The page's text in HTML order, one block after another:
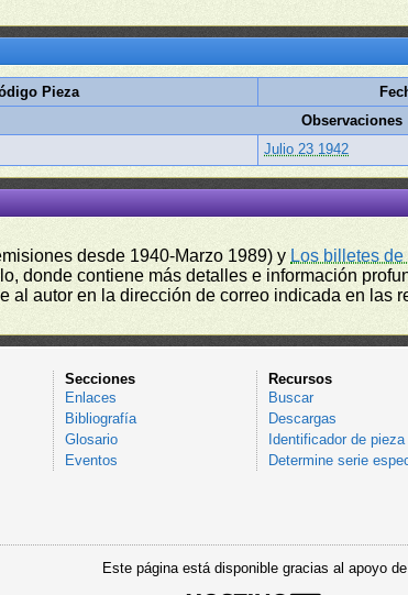
Pieza
Observaciones
Julio 23 1942
desde 1940-Marzo 1989) y Los billetes
donde contiene más detalles e información
al autor en la dirección de correo indicada en las
Secciones
Enlaces
Bibliografía
Glosario
Eventos
Recursos
Buscar
Descargas
Identificador de pieza
Determine serie
Este página está disponible gracias al apoyo de